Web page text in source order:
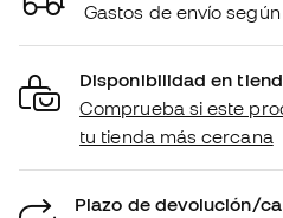
Gastos de envío
Disponibilidad en
Comprueba si este
tu tienda más cercana
Plazo de devolución/